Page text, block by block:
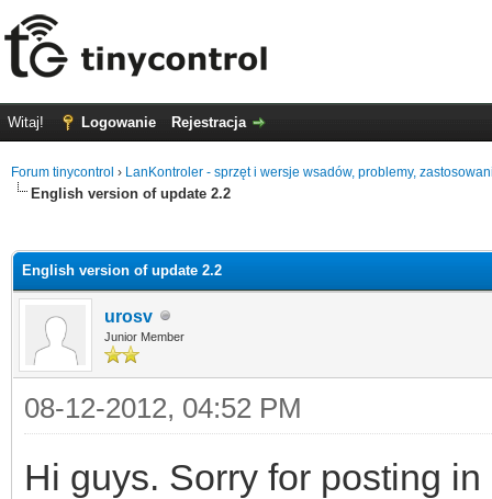
Witaj! Logowanie Rejestracja
Forum tinycontrol › LanKontroler - sprzęt i wersje wsadów, problemy,
English version of update 2.2
English version of update 2.2
urosv
Junior Member
08-12-2012, 04:52 PM
Hi guys. Sorry for posting